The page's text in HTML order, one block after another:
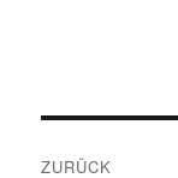
ZURÜCK